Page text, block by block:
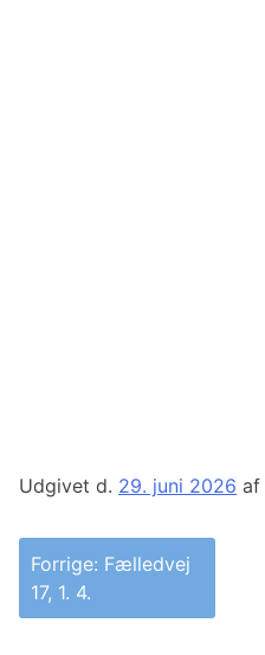
Udgivet d. 29. juni 2026 af
Indlægsnavigation
Forrige: Fælledvej
17, 1. 4.